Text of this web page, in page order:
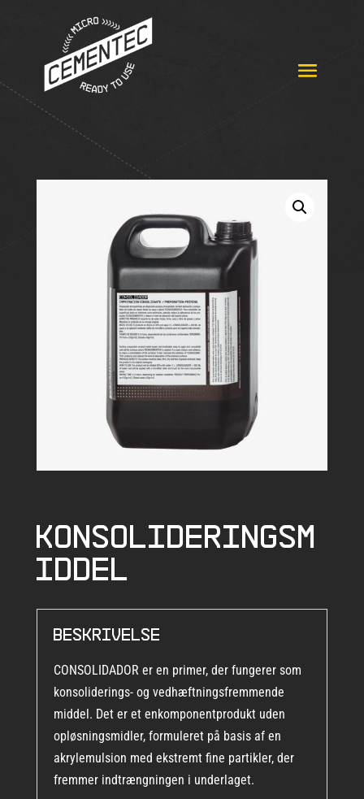
Konsolideringsm
iddel
Beskrivelse
CONSOLIDADOR er en primer, der fungerer som
konsoliderings- og vedhæftningsfremmende
middel. Det er et enkomponentprodukt uden
opløsningsmidler, formuleret på basis af en
akrylemulsion med ekstremt fine partikler, der
fremmer indtrængningen i underlaget.